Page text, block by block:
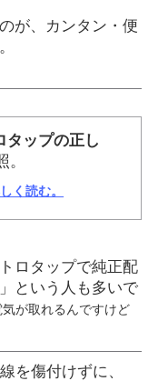
が、カンタン・便
タップの正し
。
く読む。
ロタップで純正配
という人も多いで
が取れるんですけど
を傷付けずに、